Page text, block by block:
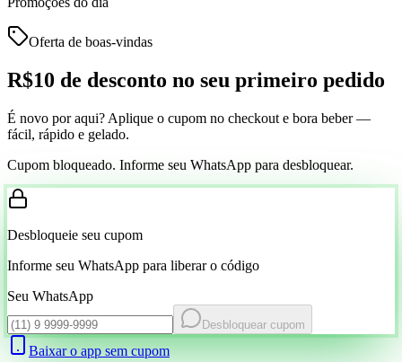
Oferta de boas-vindas
R$10 de desconto no seu primeiro pedido
É novo por aqui? Aplique o cupom no checkout e bora beber —
fácil, rápido e gelado.
Cupom bloqueado. Informe seu WhatsApp para desbloquear.
Desbloqueie seu cupom
Informe seu WhatsApp para liberar o código
Seu WhatsApp
Desbloquear cupom
Baixar o app sem cupom